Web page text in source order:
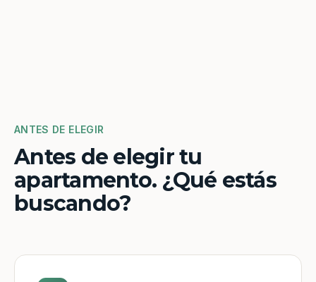
ANTES DE ELEGIR
Antes de elegir tu
apartamento. ¿Qué estás
buscando?